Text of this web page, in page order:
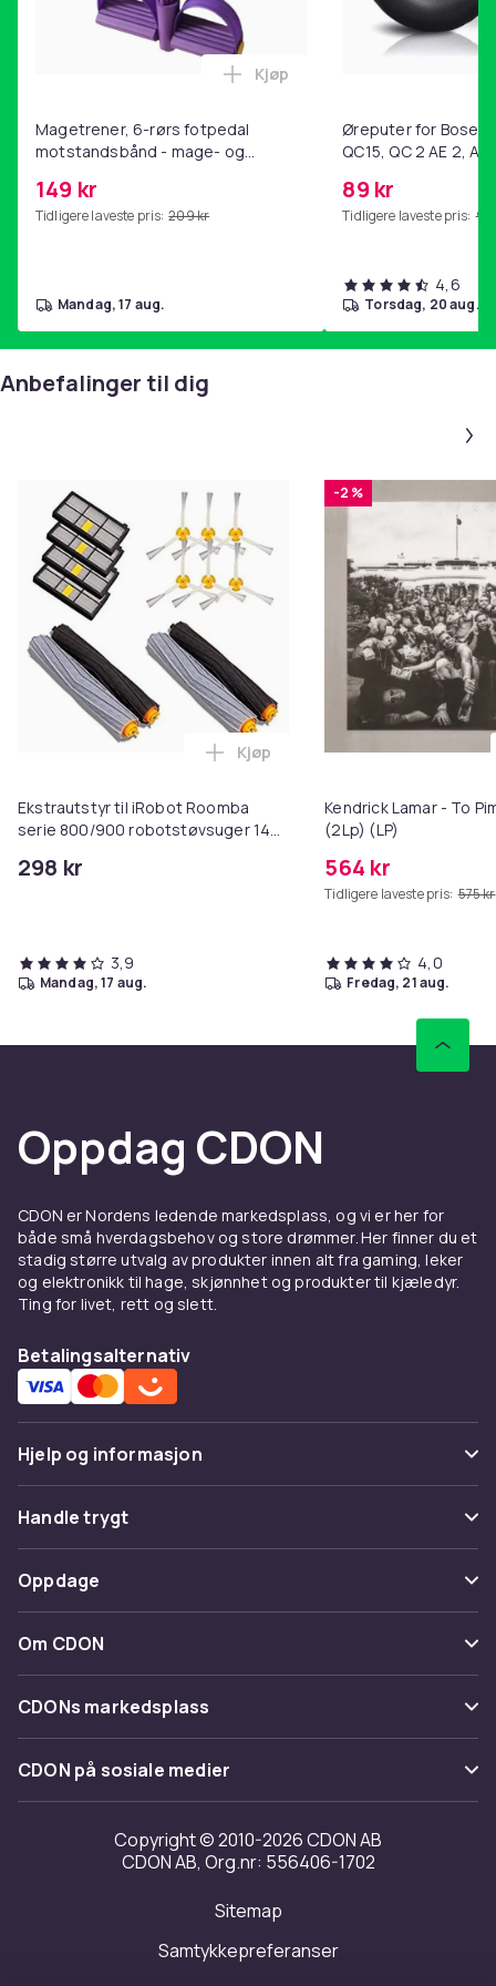
Vekt, gram
Produktsikkerhetsinformasjon
Magetrener, 6-rørs fotpedal
motstandsbånd - mage- og
hjemmegymnastikk Purple
149 kr
Tidligere laveste pris: 209 kr
Legg Magetrener, 6-rørs
Kjøp
mandag, 17 aug.
Øreputer for Bose
QC15, QC 2 AE 2, AE
89 kr
Tidligere laveste pris: 99
4,6
torsdag, 20 aug.
Anbefalinger til dig
Ekstrautstyr til iRobot Roomba
serie 800/900 robotstøvsuger 14
298 kr
Legg Ekstrautstyr til iRobot
Kjøp
3,9
mandag, 17 aug.
-2 %
Kendrick Lamar - To
(2Lp) (LP)
564 kr
Tidligere laveste pris: 575 kr
4,0
fredag, 21 aug.
Oppdag CDON
CDON er Nordens ledende markedsplass, og vi er her for
både små hverdagsbehov og store drømmer. Her finner du et
stadig større utvalg av produkter innen alt fra gaming, leker
og elektronikk til hage, skjønnhet og produkter til kjæledyr.
Ting for livet, rett og slett.
Betalingsalternativ
Hjelp og informasjon
Vanlige spørsmål
Spor pakke
Angre & returner her
Kontakt oss
Handle trygt
Betaling
Levering
Tilbakekallinger
Oppdage
Kategorier
Varemerker
Om CDON
Om oss
Kundeanmeldelser
Jobbe på CDON
Investor relations
Tilgjengelighet
CDONs markedsplass
Merchant Help Center
CDON på sosiale medier
Copyright © 2010-2026 CDON AB
CDON AB, Org.nr: 556406-1702
Sitemap
Samtykkepreferanser